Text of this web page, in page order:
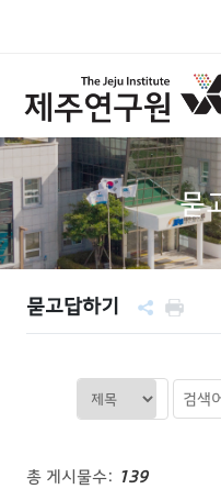
묻
묻고답하기
총 게시물수: 139